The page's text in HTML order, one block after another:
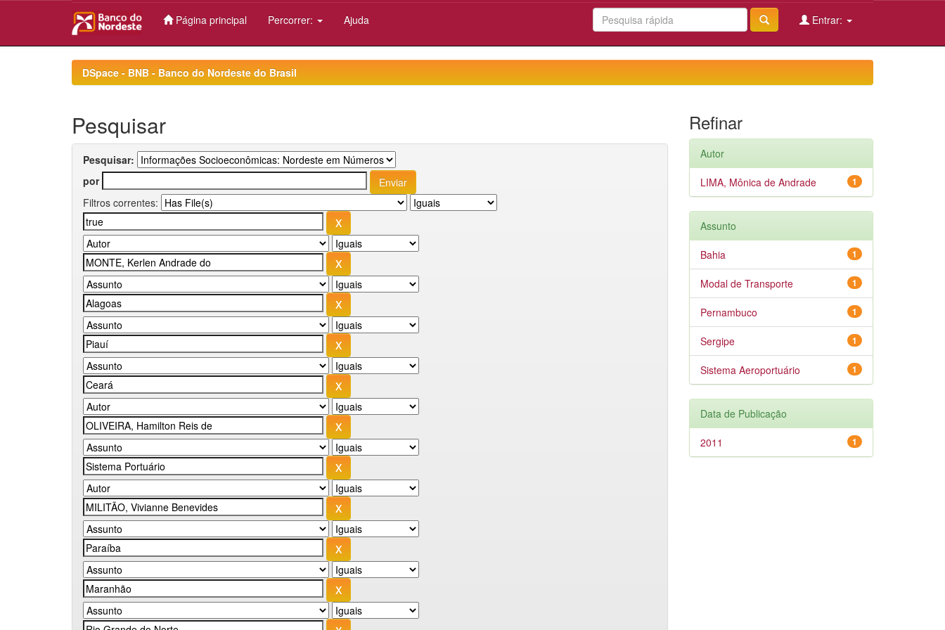
Página principal Percorrer: Ajuda Entrar:
DSpace - BNB - Banco do Nordeste do Brasil
Pesquisar
Pesquisar:
por
Filtros correntes:
Refinar
Autor
1
LIMA, Mônica de Andrade
Assunto
1
Bahia
1
Modal de Transporte
1
Pernambuco
1
Sergipe
1
Sistema Aeroportuário
Data de Publicação
1
2011